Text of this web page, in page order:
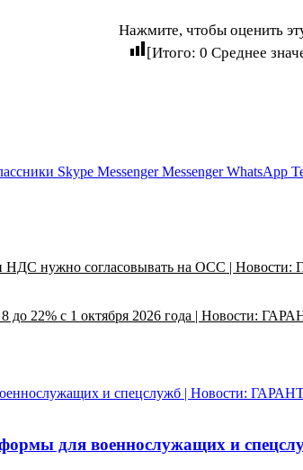
Нажмите, чтобы оценить
[Итого: 0 Среднее
Skype Messenger Messenger WhatsApp
НДС нужно согласовывать на ОСС |
до 22% с 1 октября 2026 года | Новости:
и спецслужб | Новости:
для военнослужащих и